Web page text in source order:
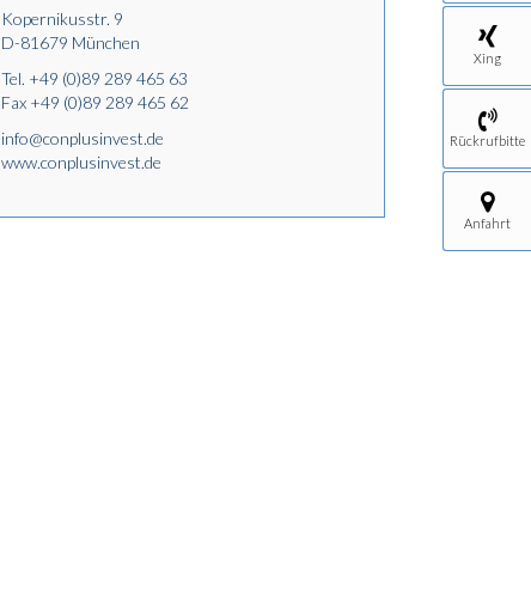
Xing
Rückrufbitte
Anfahrt
Kopernikusstr. 9
D-81679 München
Tel. +49 (0)89 289 465 63
Fax +49 (0)89 289 465 62
info@conplusinvest.de
www.conplusinvest.de